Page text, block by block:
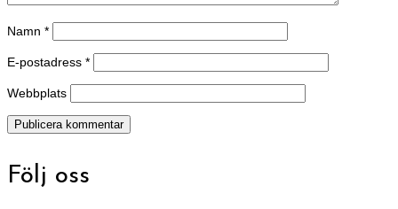
Namn *
E-postadress *
Webbplats
Följ oss